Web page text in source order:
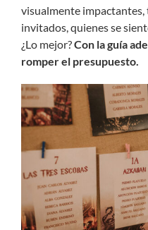
visualmente
invitados, quienes se
¿Lo mejor?Con la guía
romper el presupuesto.